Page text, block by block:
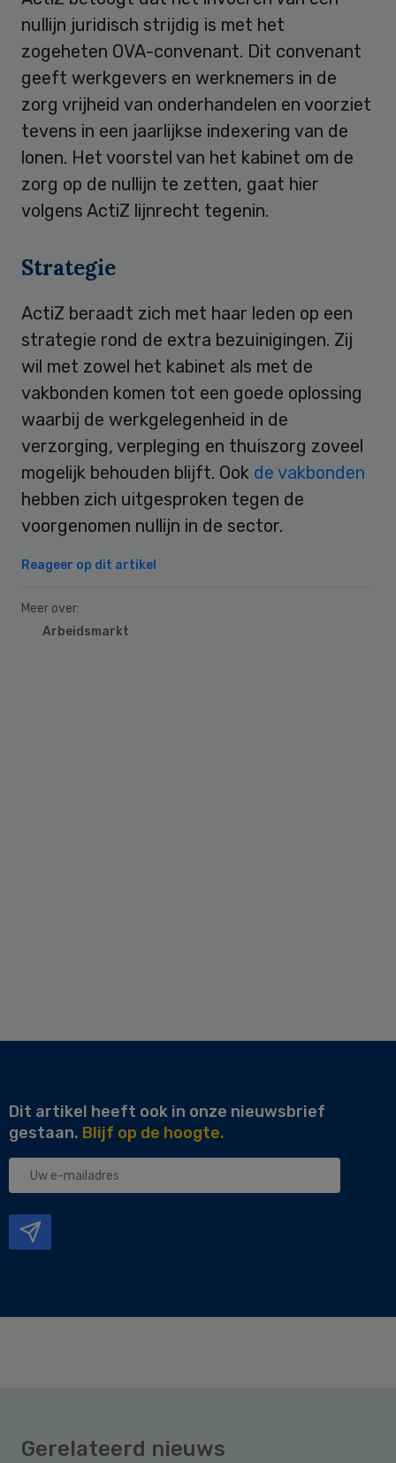
nullijn juridisch strijdig is met het
zogeheten OVA-convenant. Dit convenant
geeft werkgevers en werknemers in de
zorg vrijheid van onderhandelen en voorziet
tevens in een jaarlijkse indexering van de
lonen. Het voorstel van het kabinet om de
zorg op de nullijn te zetten, gaat hier
volgens ActiZ lijnrecht tegenin.
Strategie
ActiZ beraadt zich met haar leden op een
strategie rond de extra bezuinigingen. Zij
wil met zowel het kabinet als met de
vakbonden komen tot een goede oplossing
waarbij de werkgelegenheid in de
verzorging, verpleging en thuiszorg zoveel
mogelijk behouden blijft. Ook de vakbonden
hebben zich uitgesproken tegen de
voorgenomen nullijn in de sector.
Reageer op dit artikel
Meer over:
Arbeidsmarkt
Dit artikel heeft ook in onze nieuwsbrief
gestaan. Blijf op de hoogte.
Uw
Gerelateerd nieuws